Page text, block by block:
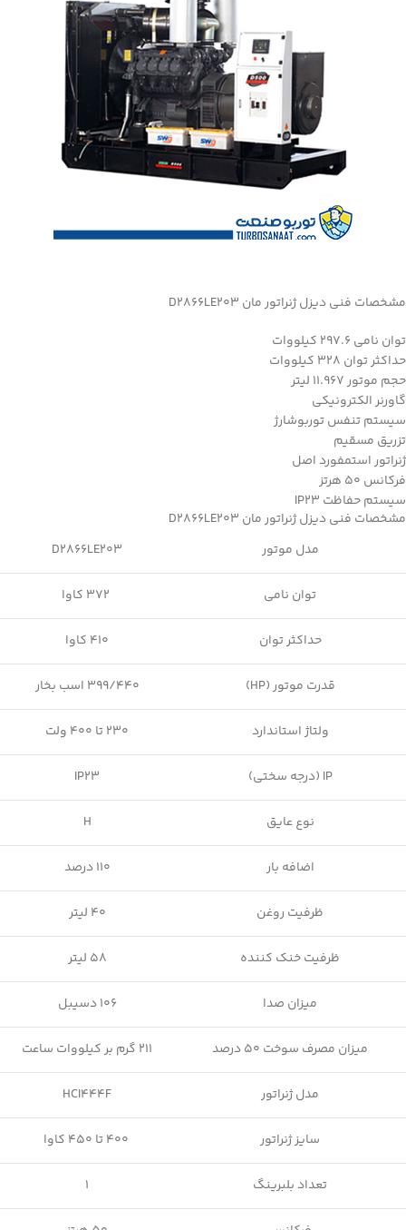
مشخصات فنی دیزل ژنراتور مان D2866LE203
توان نامی 297.6 کیلووات
حداکثر توان 328 کیلووات
حجم موتور 11.967 لیتر
گاورنر الکترونیکی
سیستم تنفس توربوشارژ
تزریق مسقیم
ژنراتور استمفورد اصل
فرکانس 50 هرتز
سیستم حفاظت IP23
مشخصات فنی دیزل ژنراتور مان D2866LE203
مدل موتور
D2866LE203
توان نامی
حداکثر توان 410 کاوا
قدرت موتور (HP) 399/440 اسب بخار
ولتاژ استاندارد 230 تا 400 ولت
IP (درجه سختی) IP23
نوع عایق H
اضافه بار 110 درصد
ظرفیت روغن 40 لیتر
ظرفیت خنک کننده 58 لیتر
میزان صدا 106 دسیبل
میزان مصرف سوخت 50 درصد 211 گرم بر کیلووات ساعت
مدل ژنراتور HCI444F
سایز ژنراتور
تعداد بلبرینگ 1